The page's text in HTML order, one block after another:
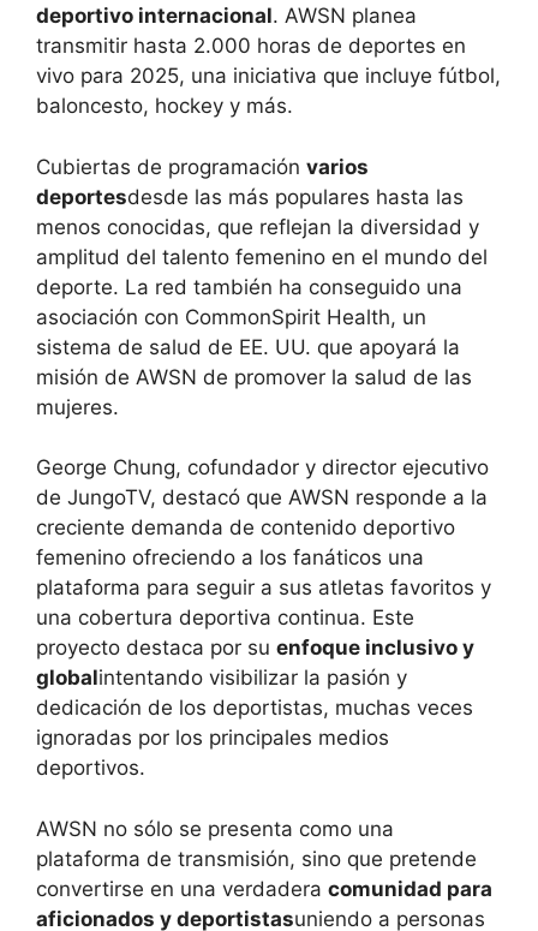
deportivo internacional. AWSN planea
transmitir hasta 2.000 horas de deportes en
vivo para 2025, una iniciativa que incluye fútbol,
​​baloncesto, hockey y más.
Cubiertas de programación varios
deportesdesde las más populares hasta las
menos conocidas, que reflejan la diversidad y
amplitud del talento femenino en el mundo del
deporte. La red también ha conseguido una
asociación con CommonSpirit Health, un
sistema de salud de EE. UU. que apoyará la
misión de AWSN de promover la salud de las
mujeres.
George Chung, cofundador y director ejecutivo
de JungoTV, destacó que AWSN responde a la
creciente demanda de contenido deportivo
femenino ofreciendo a los fanáticos una
plataforma para seguir a sus atletas favoritos y
una cobertura deportiva continua. Este
proyecto destaca por su enfoque inclusivo y
globalintentando visibilizar la pasión y
dedicación de los deportistas, muchas veces
ignoradas por los principales medios
deportivos.
AWSN no sólo se presenta como una
plataforma de transmisión, sino que pretende
convertirse en una verdadera comunidad para
aficionados y deportistasuniendo a personas